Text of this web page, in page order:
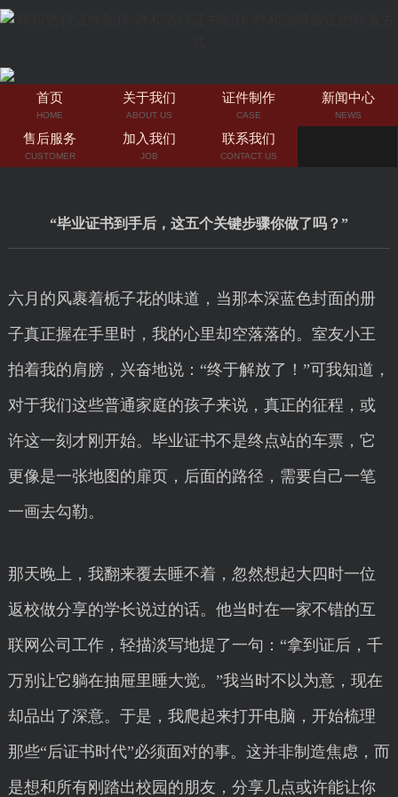
首页
HOME
关于我们
ABOUT US
证件制作
CASE
新闻中心
NEWS
售后服务
CUSTOMER
加入我们
JOB
联系我们
CONTACT US
“毕业证书到手后，这五个关键步骤你做了吗？”
六月的风裹着栀子花的味道，当那本深蓝色封面的册
子真正握在手里时，我的心里却空落落的。室友小王
拍着我的肩膀，兴奋地说：“终于解放了！”可我知道，
对于我们这些普通家庭的孩子来说，真正的征程，或
许这一刻才刚开始。毕业证书不是终点站的车票，它
更像是一张地图的扉页，后面的路径，需要自己一笔
一画去勾勒。
那天晚上，我翻来覆去睡不着，忽然想起大四时一位
返校做分享的学长说过的话。他当时在一家不错的互
联网公司工作，轻描淡写地提了一句：“拿到证后，千
万别让它躺在抽屉里睡大觉。”我当时不以为意，现在
却品出了深意。于是，我爬起来打开电脑，开始梳理
那些“后证书时代”必须面对的事。这并非制造焦虑，而
是想和所有刚踏出校园的朋友，分享几点或许能让你